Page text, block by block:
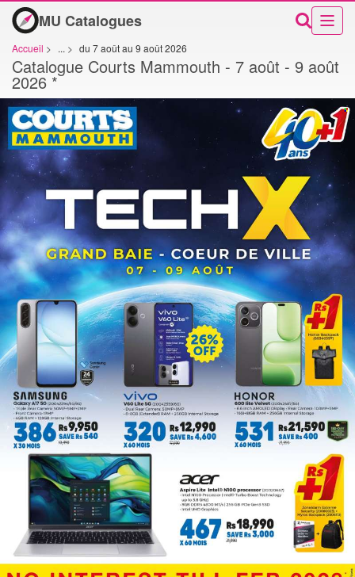
MU Catalogues
Accueil > ... > du 7 août au 9 août 2026
Catalogue Courts Mammouth - 7 août - 9 août
2026 *